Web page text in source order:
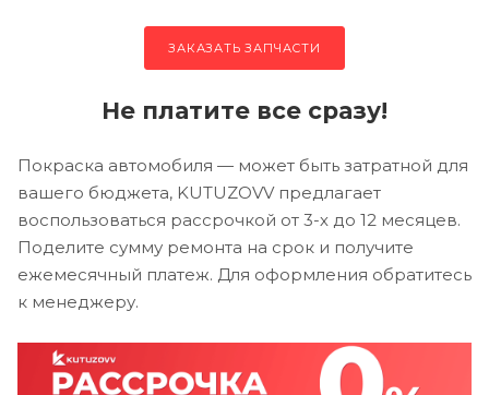
ЗАКАЗАТЬ ЗАПЧАСТИ
Не платите все сразу!
Покраска автомобиля — может быть затратной для
вашего бюджета, KUTUZOVV предлагает
воспользоваться рассрочкой от 3-х до 12 месяцев.
Поделите сумму ремонта на срок и получите
ежемесячный платеж. Для оформления обратитесь
к менеджеру.